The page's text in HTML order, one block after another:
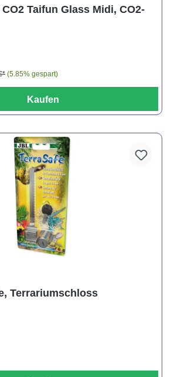
Taifun Glass Midi, CO2-
(5.85% gespart)
Kaufen
Terrariumschloss